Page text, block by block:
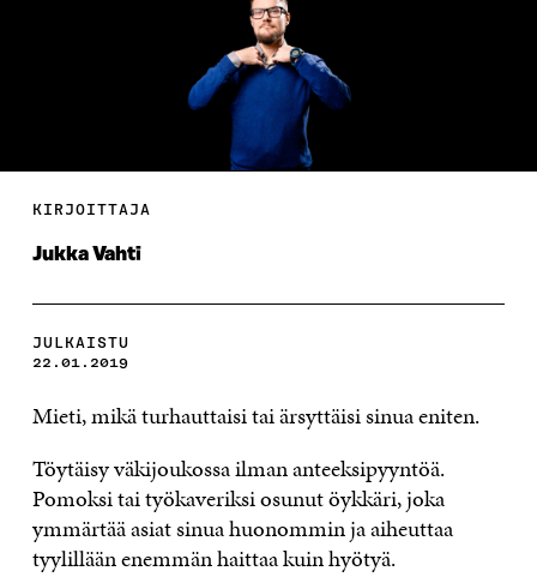
KIRJOITTAJA
Jukka Vahti
JULKAISTU
22.01.2019
Mieti, mikä turhauttaisi tai ärsyttäisi sinua eniten.
Töytäisy väkijoukossa ilman anteeksipyyntöä.
Pomoksi tai työkaveriksi osunut öykkäri, joka
ymmärtää asiat sinua huonommin ja aiheuttaa
tyylillään enemmän haittaa kuin hyötyä.